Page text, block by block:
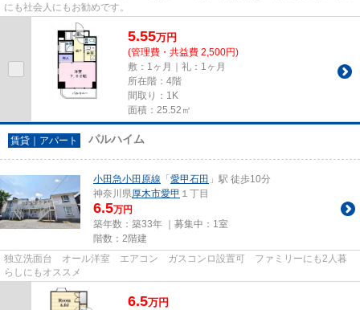
にも社会人にもお勧めです。
5.55万円
(管理費・共益費 2,500円)
敷：1ヶ月｜礼：1ヶ月
所在階：4階
間取り：1K
面積：25.52㎡
賃貸｜アパート パルハイム
小田急小田原線 「愛甲石田 」駅 徒歩10分
神奈川県厚木市愛甲 １丁目
6.5万円
築年数：築33年 ｜募集中： 1室
階数：2階建
独立洗面台 オール洋室 エアコン ガスコンロ設置可 ファミリーにも2人暮
らしにもオススメ
6.5万円